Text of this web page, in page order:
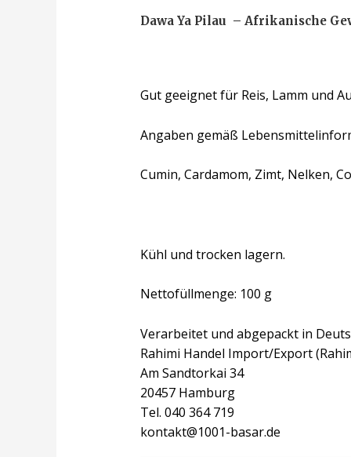
Dawa Ya Pilau – Afrikanische
Gut geeignet für Reis, Lamm und
Angaben gemäß
Cumin, Cardamom, Zimt, Nelken,
Kühl und trocken lagern.
Nettofüllmenge: 100 g
Verarbeitet und abgepackt in
Rahimi Handel Import/Export
Am Sandtorkai 34
20457 Hamburg
Tel. 040 364 719
kontakt@1001-basar.de